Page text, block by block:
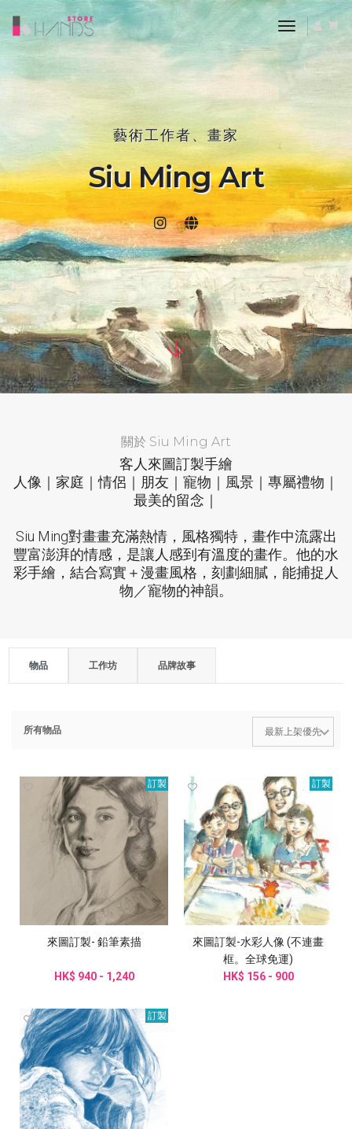
toggle
藝術工作者、畫家
Siu Ming Art
關於 Siu Ming Art
客人來圖訂製手繪
人像｜家庭｜情侶｜朋友｜寵物｜風景｜專屬禮物｜
最美的留念｜
Siu Ming對畫畫充滿熱情，風格獨特，畫作中流露出
豐富澎湃的情感，是讓人感到有溫度的畫作。他的水
彩手繪，結合寫實＋漫畫風格，刻劃細膩，能捕捉人
物／寵物的神韻。
物品 工作坊 品牌故事
所有物品
訂製
來圖訂製- 鉛筆素描
HK$ 940 - 1,240
訂製
來圖訂製-水彩人像 (不連畫
框。全球免運)
HK$ 156 - 900
訂製